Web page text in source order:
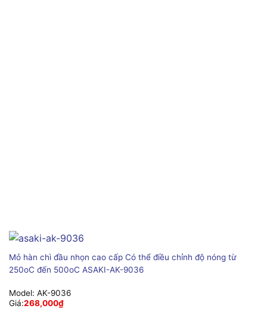
Mỏ hàn chì đầu nhọn cao cấp Có thể điều chỉnh độ nóng từ
250oC đến 500oC ASAKI-AK-9036
Model: AK-9036
Giá:268,000₫